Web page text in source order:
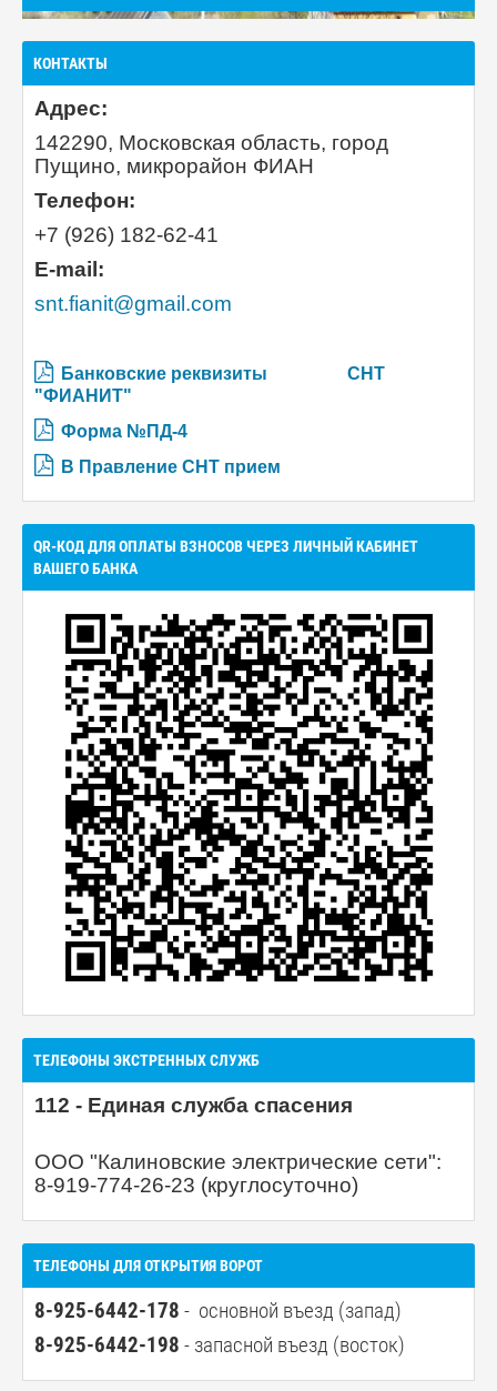
КОНТАКТЫ
Адрес:
142290, Московская область, город
Пущино, микрорайон ФИАН
Телефон:
+7 (926) 182-62-41
E-mail:
snt.fianit@gmail.com
Банковские реквизиты
СНТ
"ФИАНИТ"
Форма №ПД-4
В Правление СНТ прием
QR-КОД ДЛЯ ОПЛАТЫ ВЗНОСОВ ЧЕРЕЗ ЛИЧНЫЙ КАБИНЕТ
ВАШЕГО БАНКА
ТЕЛЕФОНЫ ЭКСТРЕННЫХ СЛУЖБ
112 - Единая служба спасения
ООО "Калиновские электрические сети":
8-919-774-26-23 (круглосуточно)
ТЕЛЕФОНЫ ДЛЯ ОТКРЫТИЯ ВОРОТ
8-925-6442-178 - основной въезд (запад)
8-925-6442-198 - запасной въезд (восток)